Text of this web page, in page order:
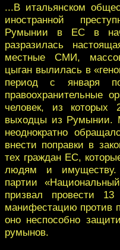
...В итальянском
иностранной
Румынии в ЕС в
разразилась
местные СМИ,
цыган вылилась в
период с января
правоохранительные
человек, из
выходцы из Румынии.
неоднократно
внести поправки в
тех граждан ЕС,
людям и имуществу.
партии
призвал провести 13
манифестацию против
оно неспособно
румынов.